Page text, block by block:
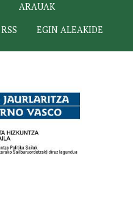
ARAUAK
RSS EGIN ALEAKIDE